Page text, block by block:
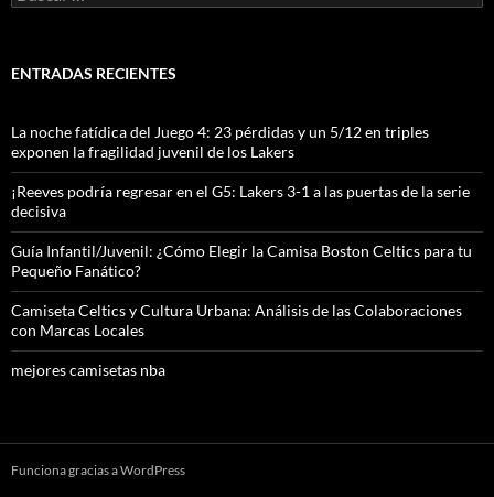
ENTRADAS RECIENTES
La noche fatídica del Juego 4: 23 pérdidas y un 5/12 en triples
exponen la fragilidad juvenil de los Lakers
¡Reeves podría regresar en el G5: Lakers 3-1 a las puertas de la serie
decisiva
Guía Infantil/Juvenil: ¿Cómo Elegir la Camisa Boston Celtics para tu
Pequeño Fanático?
Camiseta Celtics y Cultura Urbana: Análisis de las Colaboraciones
con Marcas Locales
mejores camisetas nba
Funciona gracias a WordPress